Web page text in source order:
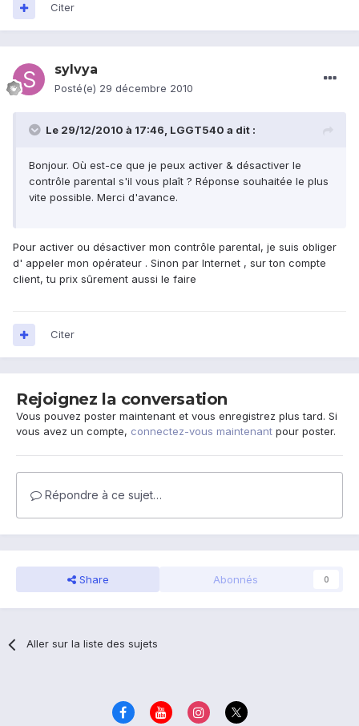
Citer
sylvya
Posté(e) 29 décembre 2010
Le 29/12/2010 à 17:46, LGGT540 a dit :
Bonjour. Où est-ce que je peux activer & désactiver le
contrôle parental s'il vous plaît ? Réponse souhaitée le plus
vite possible. Merci d'avance.
Pour activer ou désactiver mon contrôle parental, je suis obliger
d' appeler mon opérateur . Sinon par Internet , sur ton compte
client, tu prix sûrement aussi le faire
Citer
Rejoignez la conversation
Vous pouvez poster maintenant et vous enregistrez plus tard. Si
vous avez un compte, connectez-vous maintenant pour poster.
Répondre à ce sujet…
Share Abonnés 0
Aller sur la liste des sujets